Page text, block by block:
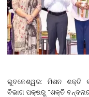
ଭୁବନେଶ୍ୱର: ମିଶନ ଶକ୍ତି
ବିଭାଗ ପକ୍ଷରୁ “ଶକ୍ତି